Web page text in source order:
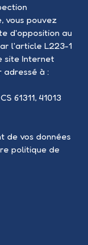
vous pouvez
d'opposition au
l'article L223-1
site Internet
à :
61311, 41013
de vos données
politique de